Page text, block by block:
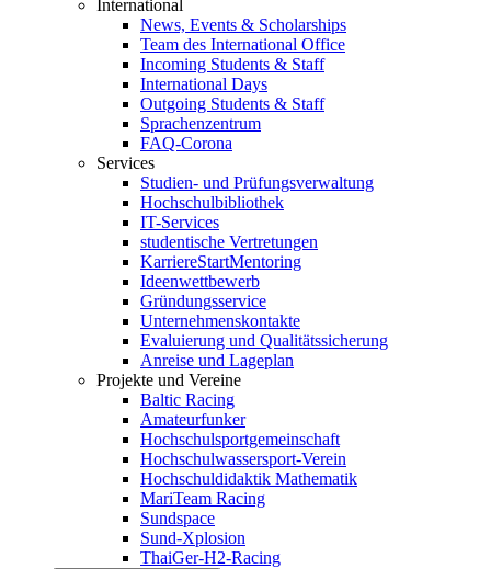
International
News, Events & Scholarships
Team des International Office
Incoming Students & Staff
International Days
Outgoing Students & Staff
Sprachenzentrum
FAQ-Corona
Services
Studien- und Prüfungsverwaltung
Hochschulbibliothek
IT-Services
studentische Vertretungen
KarriereStartMentoring
Ideenwettbewerb
Gründungsservice
Unternehmenskontakte
Evaluierung und Qualitätssicherung
Anreise und Lageplan
Projekte und Vereine
Baltic Racing
Amateurfunker
Hochschulsportgemeinschaft
Hochschulwassersport-Verein
Hochschuldidaktik Mathematik
MariTeam Racing
Sundspace
Sund-Xplosion
ThaiGer-H2-Racing